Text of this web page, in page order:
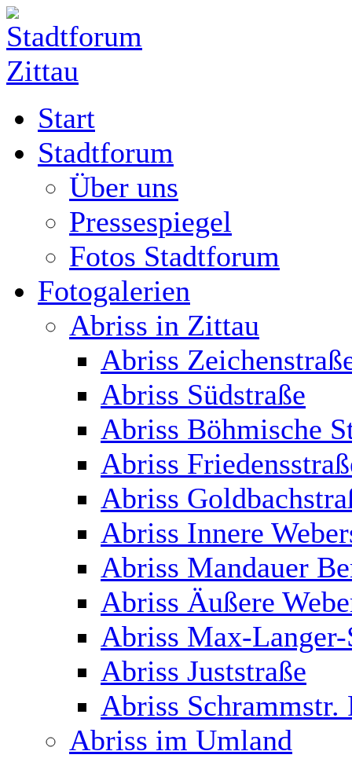
Start
Stadtforum
Über uns
Pressespiegel
Fotos Stadtforum
Fotogalerien
Abriss in Zittau
Abriss
Abriss Südstraße
Abriss Böhmische
Abriss
Abriss
Abriss Innere
Abriss Mandauer
Abriss Äußere
Abriss Max-Langer-
Abriss Juststraße
Abriss Schrammstr.
Abriss im Umland